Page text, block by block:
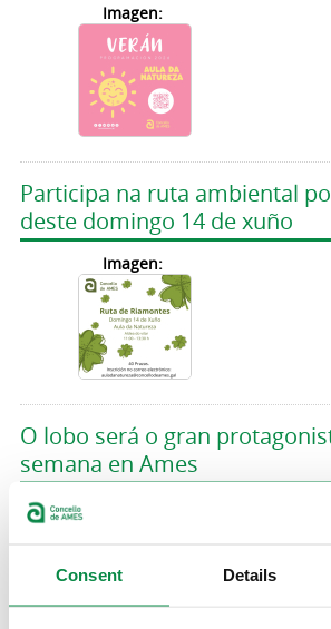
Consent Details
Imagen:
Participa na ruta ambiental
deste domingo 14 de xuño
Imagen:
O lobo será o gran
semana en Ames